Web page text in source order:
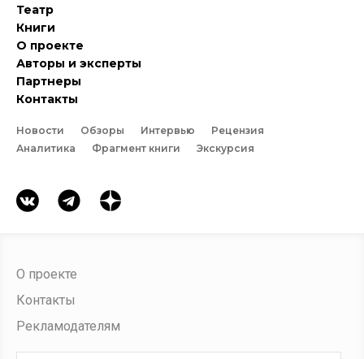
Театр
Книги
О проекте
Авторы и эксперты
Партнеры
Контакты
Новости Обзоры Интервью
Рецензия
Аналитика
Фрагмент книги Экскурсия
О проекте
Контакты
Рекламодателям